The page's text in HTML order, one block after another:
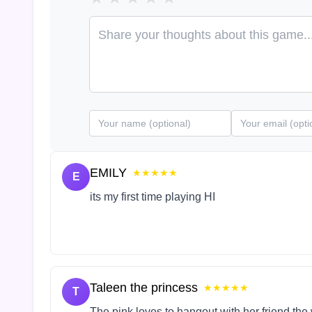
E EMILY ★★★★★
its my first time playing HI
T Taleen the princess ★★★★★